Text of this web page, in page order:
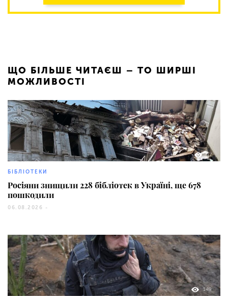
ЩО БІЛЬШЕ ЧИТАЄШ – ТО ШИРШІ
МОЖЛИВОСТІ
47
БІБЛІОТЕКИ
Росіяни знищили 228 бібліотек в Україні, ще 678
пошкодили
06.08.2026 -
149